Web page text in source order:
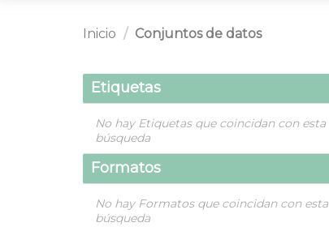
Inicio Conjuntos de datos
Etiquetas
No hay Etiquetas que coincidan con esta
búsqueda
Formatos
No hay Formatos que coincidan con esta
búsqueda